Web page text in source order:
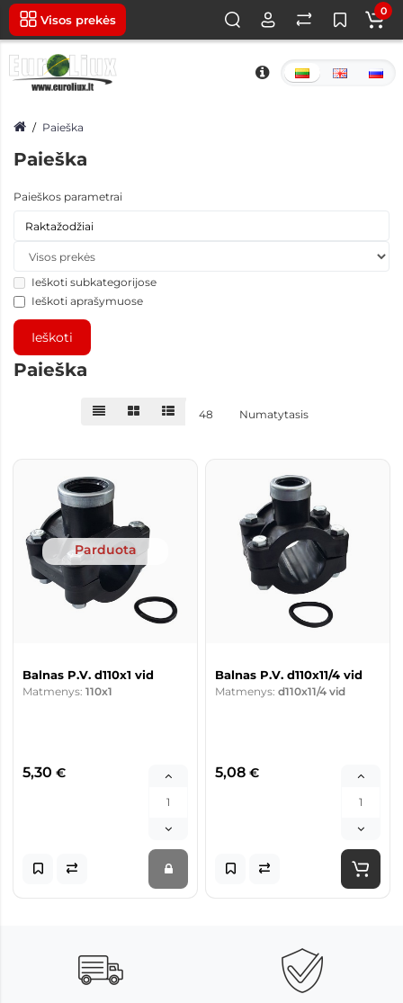
Visos prekės
0
Paieška
Paieška
Paieškos parametrai
Ieškoti subkategorijose
Ieškoti aprašymuose
Paieška
48 Numatytasis
Parduota
Balnas P.V. d110x1 vid
Matmenys: 110x1
5,30 €
Balnas P.V. d110x11/4 vid
Matmenys: d110x11/4 vid
5,08 €